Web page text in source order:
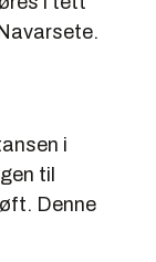
i
til
Denne